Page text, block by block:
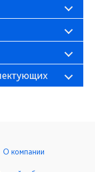
О компании